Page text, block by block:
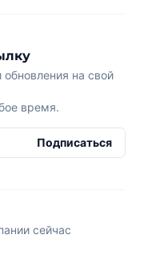
на свой
время.
Подписаться
сейчас